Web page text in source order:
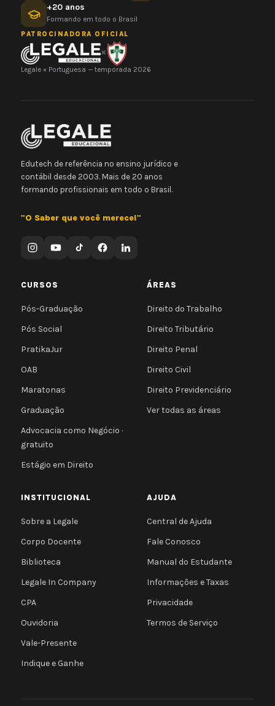
+20 anos
Formando em todo o Brasil
PATROCINADORA OFICIAL
×
Legale × Portuguesa — temporada 2026
Edutech de referência no ensino jurídico e
contábil desde 2003. Mais de 20 anos
formando profissionais em todo o Brasil.
"O Saber que você merece!"
CURSOS
Pós-Graduação
Pós Social
PratikaJur
OAB
Maratonas
Graduação
Advocacia como Negócio ·
gratuito
Estágio em Direito
ÁREAS
Direito do Trabalho
Direito Tributário
Direito Penal
Direito Civil
Direito Previdenciário
Ver todas as áreas
INSTITUCIONAL
Sobre a Legale
Corpo Docente
Biblioteca
Legale In Company
CPA
Ouvidoria
Vale-Presente
Indique e Ganhe
AJUDA
Central de Ajuda
Fale Conosco
Manual do Estudante
Informações e Taxas
Privacidade
Termos de Serviço